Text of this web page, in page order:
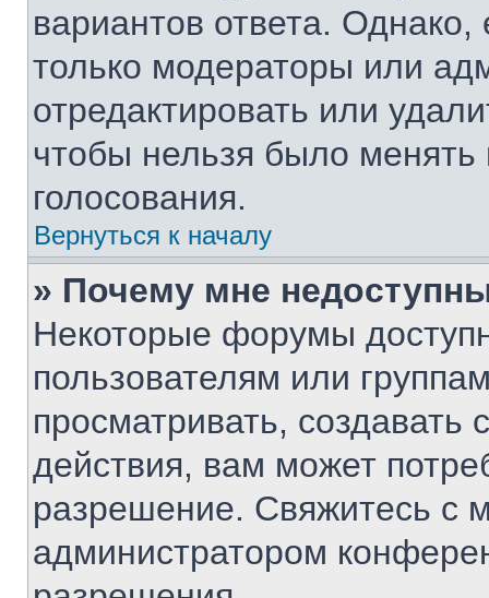
вариантов ответа. Однако,
только модераторы или
отредактировать или
чтобы нельзя было
голосования.
Вернуться к началу
» Почему мне
Некоторые форумы
пользователям или
просматривать,
действия, вам может
разрешение. Свяжитесь с
администратором